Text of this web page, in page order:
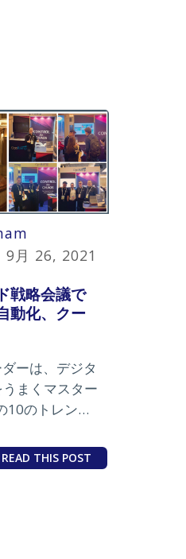
9月 26, 2021
戦略会議で
動化、クー
ーは、デジタ
まくマスター
10のトレンド
READ THIS POST